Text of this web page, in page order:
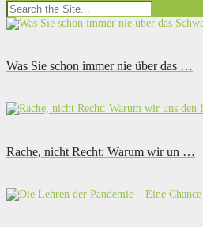
Was Sie schon immer nie über das …
Rache, nicht Recht: Warum wir un …